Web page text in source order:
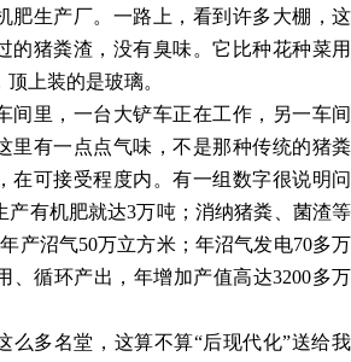
生产厂。一路上，看到许多大棚，这
的猪粪渣，没有臭味。它比种花种菜用
上装的是玻璃。
里，一台大铲车正在工作，另一车间
里有一点点气味，不是那种传统的猪粪
在可接受程度内。有一组数字很说明问
产有机肥就达3万吨；消纳猪粪、菌渣等
产沼气50万立方米；年沼气发电70多万
、循环产出，年增加产值高达3200多万
多名堂，这算不算“后现代化”送给我